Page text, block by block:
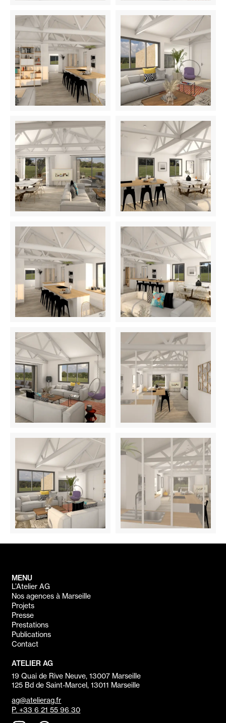
ATELIER AG
19 Quai de Rive Neuve, 13007 Marseille
125 Bd de Saint-Marcel, 13011 Marseille
ag@atelierag.fr
P. +33 6 21 55 96 30
MENU
L’Atelier AG
Nos agences à Marseille
Projets
Presse
Prestations
Publications
Contact